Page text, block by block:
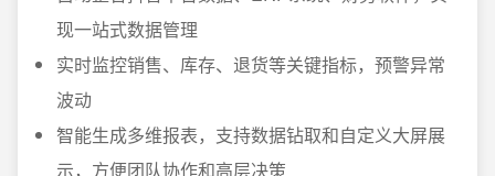
现一站式数据管理
实时监控销售、库存、退货等关键指标，预警异常
波动
智能生成多维报表，支持数据钻取和自定义大屏展
示，方便团队协作和高层决策